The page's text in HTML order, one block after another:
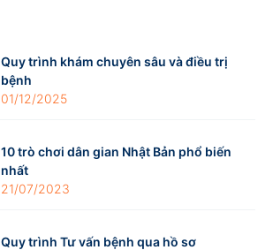
Quy trình khám chuyên sâu và điều trị
bệnh
01/12/2025
10 trò chơi dân gian Nhật Bản phổ biến
nhất
21/07/2023
Quy trình Tư vấn bệnh qua hồ sơ